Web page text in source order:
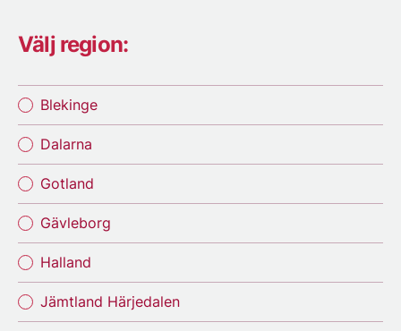
Välj region:
Blekinge
Dalarna
Gotland
Gävleborg
Halland
Jämtland Härjedalen